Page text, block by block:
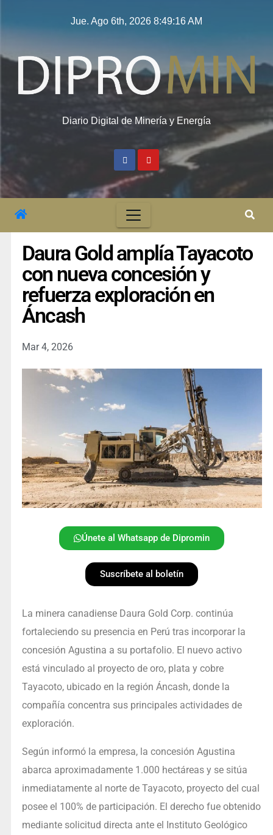
Jue. Ago 6th, 2026 8:49:16 AM
Diario Digital de Minería y Energía
Daura Gold amplía Tayacoto
con nueva concesión y
refuerza exploración en
Áncash
Mar 4, 2026
Únete al Whatsapp de Dipromin
Suscríbete al boletín
La minera canadiense Daura Gold Corp. continúa
fortaleciendo su presencia en Perú tras incorporar la
concesión Agustina a su portafolio. El nuevo activo
está vinculado al proyecto de oro, plata y cobre
Tayacoto, ubicado en la región Áncash, donde la
compañía concentra sus principales actividades de
exploración.
Según informó la empresa, la concesión Agustina
abarca aproximadamente 1.000 hectáreas y se sitúa
inmediatamente al norte de Tayacoto, proyecto del cual
posee el 100% de participación. El derecho fue obtenido
mediante solicitud directa ante el Instituto Geológico